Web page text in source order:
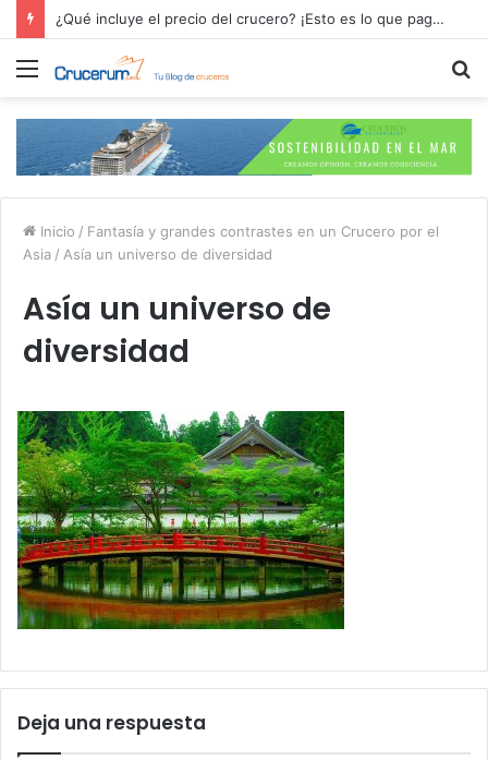
Residencias Ulyssia: Lo Nuevo en Cruceros Personalizados de Lujo
Menú
Inicio / Fantasía y grandes contrastes en un Crucero por el
Asia / Asía un universo de diversidad
Asía un universo de
diversidad
Deja una respuesta